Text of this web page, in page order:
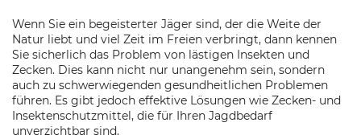
Wenn Sie ein begeisterter Jäger sind, der die Weite der
Natur liebt und viel Zeit im Freien verbringt, dann kennen
Sie sicherlich das Problem von lästigen Insekten und
Zecken. Dies kann nicht nur unangenehm sein, sondern
auch zu schwerwiegenden gesundheitlichen Problemen
führen. Es gibt jedoch effektive Lösungen wie Zecken- und
Insektenschutzmittel, die für Ihren Jagdbedarf
unverzichtbar sind.